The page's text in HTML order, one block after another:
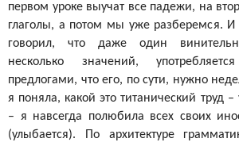
первом уроке выучат все падежи, на
глаголы, а потом мы уже разберемся. И
говорил, что даже один
несколько значений,
предлогами, что его, по сути, нужно
я поняла, какой это титанический труд –
– я навсегда полюбила всех своих
(улыбается). По архитектуре